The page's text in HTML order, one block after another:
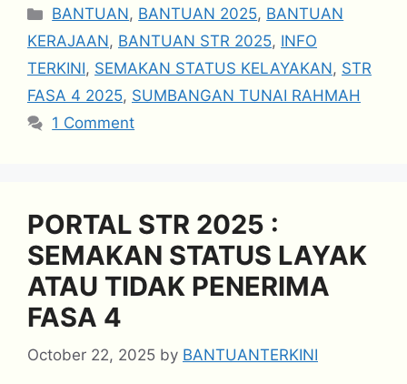
Categories
BANTUAN, BANTUAN 2025, BANTUAN
KERAJAAN, BANTUAN STR 2025, INFO
TERKINI, SEMAKAN STATUS KELAYAKAN, STR
FASA 4 2025, SUMBANGAN TUNAI RAHMAH
1 Comment
PORTAL STR 2025 :
SEMAKAN STATUS LAYAK
ATAU TIDAK PENERIMA
FASA 4
October 22, 2025 by BANTUANTERKINI